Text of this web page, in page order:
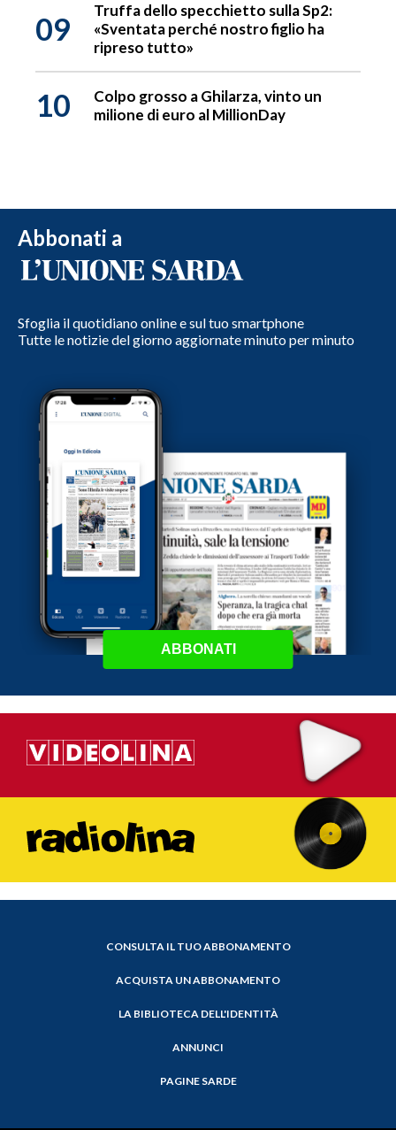
09
Truffa dello specchietto sulla Sp2:
«Sventata perché nostro figlio ha
ripreso tutto»
10
Colpo grosso a Ghilarza, vinto un
milione di euro al MillionDay
Abbonati a
Sfoglia il quotidiano online e sul tuo smartphone
Tutte le notizie del giorno aggiornate minuto per minuto
ABBONATI
CONSULTA IL TUO ABBONAMENTO
ACQUISTA UN ABBONAMENTO
LA BIBLIOTECA DELL'IDENTITÀ
ANNUNCI
PAGINE SARDE